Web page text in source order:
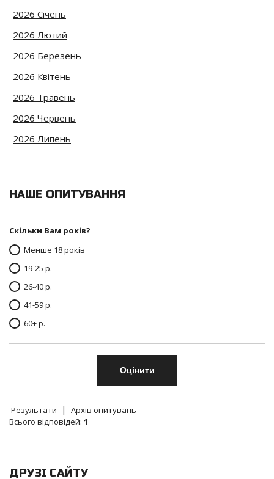
2026 Січень
2026 Лютий
2026 Березень
2026 Квітень
2026 Травень
2026 Червень
2026 Липень
НАШЕ ОПИТУВАННЯ
Скільки Вам років?
Менше 18 років
19-25 р.
26-40 р.
41-59 р.
60+ р.
Результати |
Архів опитувань
Всього відповідей: 1
ДРУЗІ САЙТУ